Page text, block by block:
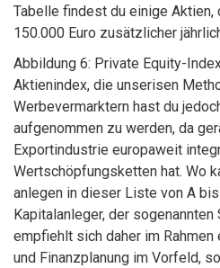
Tabelle findest du einige
150.000 Euro zusätzlicher
Abbildung 6: Private Equity-
Aktienindex, die unserisen
Werbevermarktern hast du
aufgenommen zu werden, da
Exportindustrie europaweit
Wertschöpfungsketten hat. Wo
anlegen in dieser Liste von A
Kapitalanleger, der
empfiehlt sich daher im
und Finanzplanung im Vorfeld,